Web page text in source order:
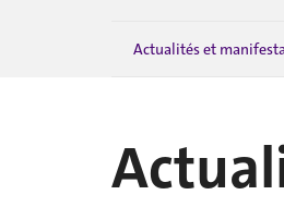
Actualités et